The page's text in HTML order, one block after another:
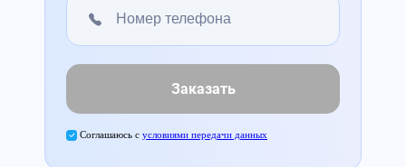
Заказать
Соглашаюсь с условиями передачи данных